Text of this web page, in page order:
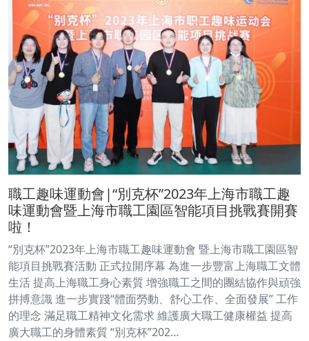
職工趣味運動會|“別克杯”2023年上海市職工趣
味運動會暨上海市職工園區智能項目挑戰賽開賽
啦！
“別克杯”2023年上海市職工趣味運動會 暨上海市職工園區智
能項目挑戰賽活動 正式拉開序幕 為進一步豐富上海職工文體
生活 提高上海職工身心素質 增強職工之間的團結協作與頑強
拼搏意識 進一步實踐“體面勞動、舒心工作、全面發展” 工作
的理念 滿足職工精神文化需求 維護廣大職工健康權益 提高
廣大職工的身體素質 “別克杯”202…